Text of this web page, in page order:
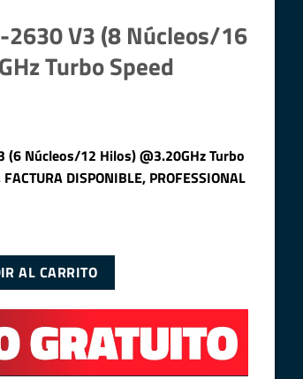
2630 V3 (8 Núcleos/16
Turbo Speed
(6 Núcleos/12 Hilos) @3.20GHz Turbo
DISPONIBLE, PROFESSIONAL
16 Hilos) @3.20GHz Turbo Speed cantidad
AL CARRITO